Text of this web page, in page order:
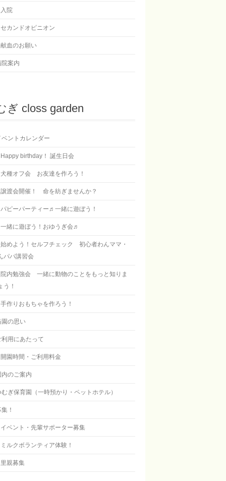
入院
セカンドオピニオン
献血のお願い
院案内
ぎ closs garden
ベントカレンダー
Happy birthday！ 誕生日会
犬種オフ会 お友達を作ろう！
譲渡会開催！ 命を紡ぎませんか？
パピーパーティー♬一緒に遊ぼう！
一緒に遊ぼう！おゆうぎ会♬
始めよう！セルフチェック 初心者わんママ・
パパ講習会
院内勉強会 一緒に動物のことをもっと知りま
う！
手作りおもちゃを作ろう！
園の思い
利用にあたって
開園時間・ご利用料金
内のご案内
むぎ保育園（一時預かり・ペットホテル）
！
イベント・先輩サポーター募集
ミルクボランティア体験！
里親募集